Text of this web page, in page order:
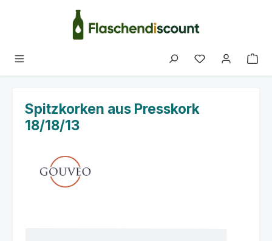
Zum Hauptinhalt springen
Du hast 0
Spitzkorken aus Presskork
18/18/13